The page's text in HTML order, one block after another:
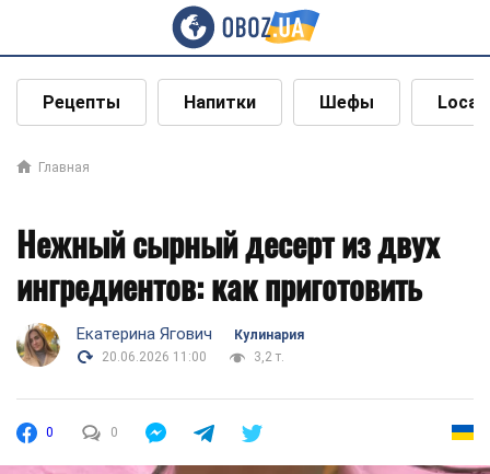
Рецепты Напитки Шефы Local
Главная
Нежный сырный десерт из двух
ингредиентов: как приготовить
Екатерина Ягович
Кулинария
20.06.2026 11:00
3,2 т.
0 0